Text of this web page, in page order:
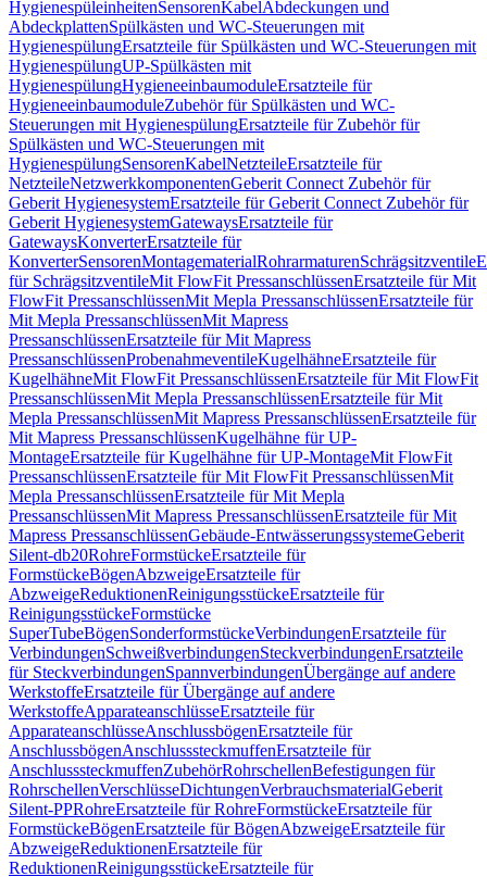
HygienespüleinheitenSensorenKabelAbdeckungen und
AbdeckplattenSpülkästen und WC-Steuerungen mit
HygienespülungErsatzteile für Spülkästen und WC-Steuerungen mit
HygienespülungUP-Spülkästen mit
HygienespülungHygieneeinbaumoduleErsatzteile für
HygieneeinbaumoduleZubehör für Spülkästen und WC-
Steuerungen mit HygienespülungErsatzteile für Zubehör für
Spülkästen und WC-Steuerungen mit
HygienespülungSensorenKabelNetzteileErsatzteile für
NetzteileNetzwerkkomponentenGeberit Connect Zubehör für
Geberit HygienesystemErsatzteile für Geberit Connect Zubehör für
Geberit HygienesystemGatewaysErsatzteile für
GatewaysKonverterErsatzteile für
KonverterSensorenMontagematerialRohrarmaturenSchrägsitzventile
für SchrägsitzventileMit FlowFit PressanschlüssenErsatzteile für Mit
FlowFit PressanschlüssenMit Mepla PressanschlüssenErsatzteile für
Mit Mepla PressanschlüssenMit Mapress
PressanschlüssenErsatzteile für Mit Mapress
PressanschlüssenProbenahmeventileKugelhähneErsatzteile für
KugelhähneMit FlowFit PressanschlüssenErsatzteile für Mit FlowFit
PressanschlüssenMit Mepla PressanschlüssenErsatzteile für Mit
Mepla PressanschlüssenMit Mapress PressanschlüssenErsatzteile für
Mit Mapress PressanschlüssenKugelhähne für UP-
MontageErsatzteile für Kugelhähne für UP-MontageMit FlowFit
PressanschlüssenErsatzteile für Mit FlowFit PressanschlüssenMit
Mepla PressanschlüssenErsatzteile für Mit Mepla
PressanschlüssenMit Mapress PressanschlüssenErsatzteile für Mit
Mapress PressanschlüssenGebäude-EntwässerungssystemeGeberit
Silent-db20RohreFormstückeErsatzteile für
FormstückeBögenAbzweigeErsatzteile für
AbzweigeReduktionenReinigungsstückeErsatzteile für
ReinigungsstückeFormstücke
SuperTubeBögenSonderformstückeVerbindungenErsatzteile für
VerbindungenSchweißverbindungenSteckverbindungenErsatzteile
für SteckverbindungenSpannverbindungenÜbergänge auf andere
WerkstoffeErsatzteile für Übergänge auf andere
WerkstoffeApparateanschlüsseErsatzteile für
ApparateanschlüsseAnschlussbögenErsatzteile für
AnschlussbögenAnschlusssteckmuffenErsatzteile für
AnschlusssteckmuffenZubehörRohrschellenBefestigungen für
RohrschellenVerschlüsseDichtungenVerbrauchsmaterialGeberit
Silent-PPRohreErsatzteile für RohreFormstückeErsatzteile für
FormstückeBögenErsatzteile für BögenAbzweigeErsatzteile für
AbzweigeReduktionenErsatzteile für
ReduktionenReinigungsstückeErsatzteile für